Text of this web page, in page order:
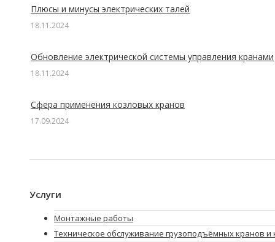
Плюсы и минусы электрических талей
18.11.2024
Обновление электрической системы управления кранами
18.11.2024
Сфера применения козловых кранов
17.09.2024
Услуги
Монтажные работы
Техническое обслуживание грузоподъёмных кранов и